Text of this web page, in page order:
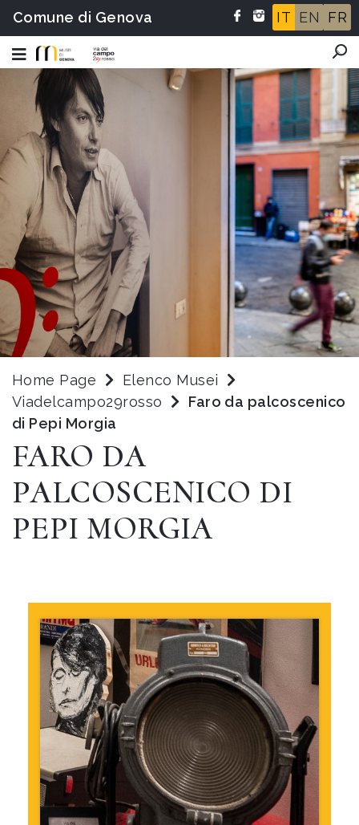
Comune di Genova IT EN FR
Home Page
Elenco Musei
Viadelcampo29rosso
Faro da palcoscenico
di Pepi Morgia
FARO DA
PALCOSCENICO DI
PEPI MORGIA